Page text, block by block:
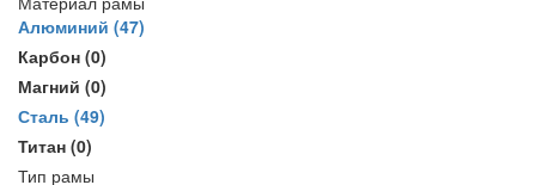
Алюминий (47)
Карбон (0)
Магний (0)
Сталь (49)
Титан (0)
Тип рамы